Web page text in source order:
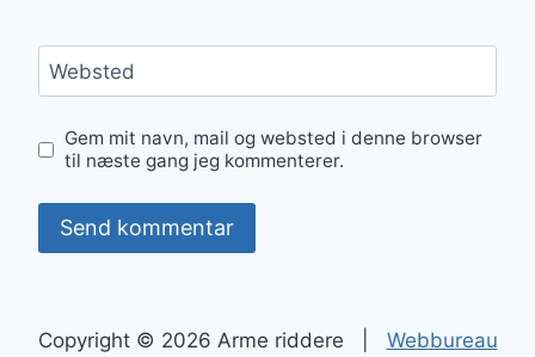
Websted
Gem mit navn, mail og websted i denne browser
til næste gang jeg kommenterer.
Copyright © 2026 Arme riddere | Webbureau